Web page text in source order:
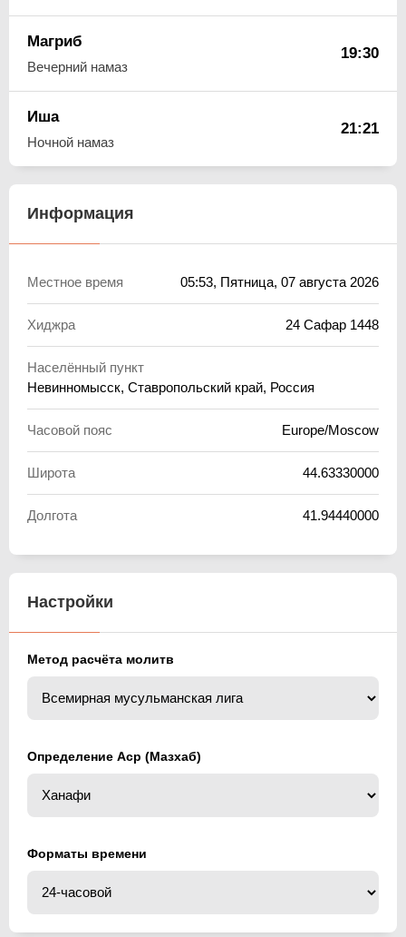
Магриб
Вечерний намаз
19:30
Иша
Ночной намаз
21:21
Информация
Местное время 05:53, Пятница, 07 августа 2026
Хиджра 24 Сафар 1448
Населённый пункт
Невинномысск, Ставропольский край, Россия
Часовой пояс Europe/Moscow
Широта 44.63330000
Долгота 41.94440000
Настройки
Метод расчёта молитв
Определение Аср (Мазхаб)
Форматы времени